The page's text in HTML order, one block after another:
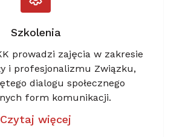
Szkolenia
prowadzi zajęcia w zakresie
i profesjonalizmu Związku,
dialogu społecznego
form komunikacji.
Czytaj więcej